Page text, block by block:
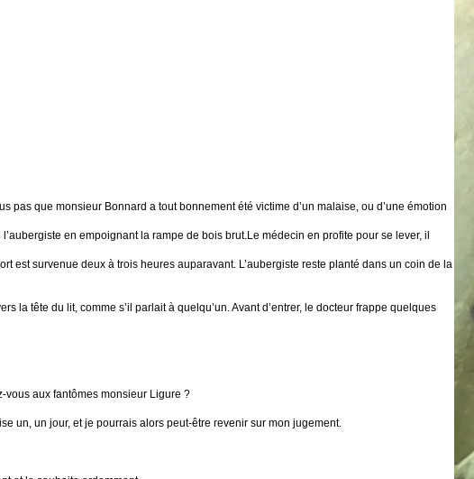
pas que monsieur Bonnard a tout bonnement été victime d’un malaise, ou d’une émotion
en empoignant la rampe de bois brut.Le médecin en profite pour se lever, il
est survenue deux à trois heures auparavant. L’aubergiste reste planté dans un coin de la
la tête du lit, comme s’il parlait à quelqu’un. Avant d’entrer, le docteur frappe quelques
vous aux fantômes monsieur Ligure ?
un, un jour, et je pourrais alors peut-être revenir sur mon jugement.